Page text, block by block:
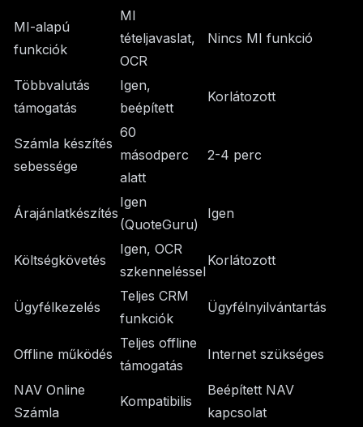
MI-alapú
funkciók
MI
tételjavaslat,
OCR
Nincs MI funkció
Többvalutás
támogatás
Igen,
beépített
Korlátozott
Számla készítés
sebessége
60
másodperc
alatt
2-4 perc
Árajánlatkészítés
Igen
(QuoteGuru)
Igen
Költségkövetés
Igen, OCR
szkenneléssel
Korlátozott
Ügyfélkezelés
Teljes CRM
funkciók
Ügyfélnyilvántartás
Offline működés
Teljes offline
támogatás
Internet szükséges
NAV Online
Számla
Kompatibilis
Beépített NAV
kapcsolat